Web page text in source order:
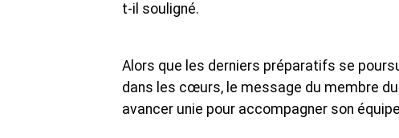
t-il souligné.
Alors que les derniers préparatifs se
dans les cœurs, le message du membre
avancer unie pour accompagner son